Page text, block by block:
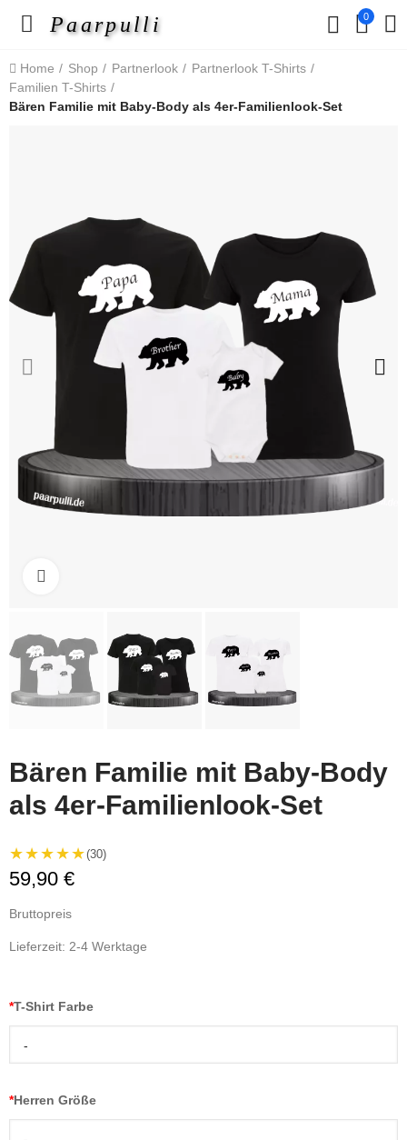
Paarpulli 0
Home Shop Partnerlook
Partnerlook T-Shirts
Familien T-Shirts
Bären Familie mit Baby-Body als 4er-Familienlook-Set
Bären Familie mit Baby-Body
als 4er-Familienlook-Set
★★★★★(30)
59,90 €
Bruttopreis
Lieferzeit: 2-4 Werktage
*T-Shirt Farbe
-
*Herren Größe